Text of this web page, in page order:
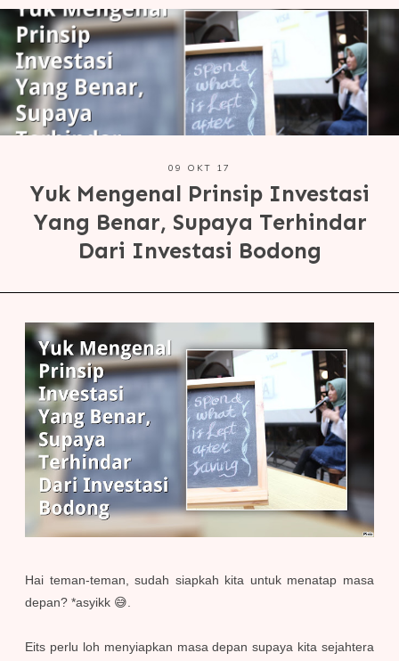
09 OKT 17
Yuk Mengenal Prinsip Investasi
Yang Benar, Supaya Terhindar
Dari Investasi Bodong
Hai teman-teman, sudah siapkah kita untuk menatap masa
depan? *asyikk 😅.
Eits perlu loh menyiapkan masa depan supaya kita sejahtera